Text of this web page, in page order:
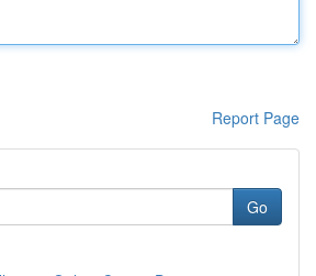
Report Page
Go